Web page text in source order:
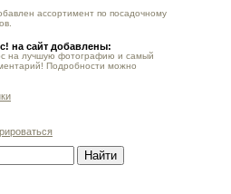
ассортимент по посадочному
на сайт добавлены:
на лучшую фотографию и самый
Подробности можно